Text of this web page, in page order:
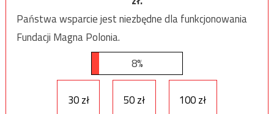
Państwa wsparcie jest niezbędne dla funkcjonowania
Fundacji Magna Polonia.
8%
30 zł 50 zł 100 zł